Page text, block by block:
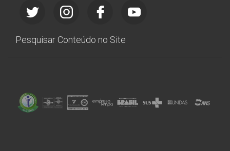
Pesquisar Conteúdo no Site